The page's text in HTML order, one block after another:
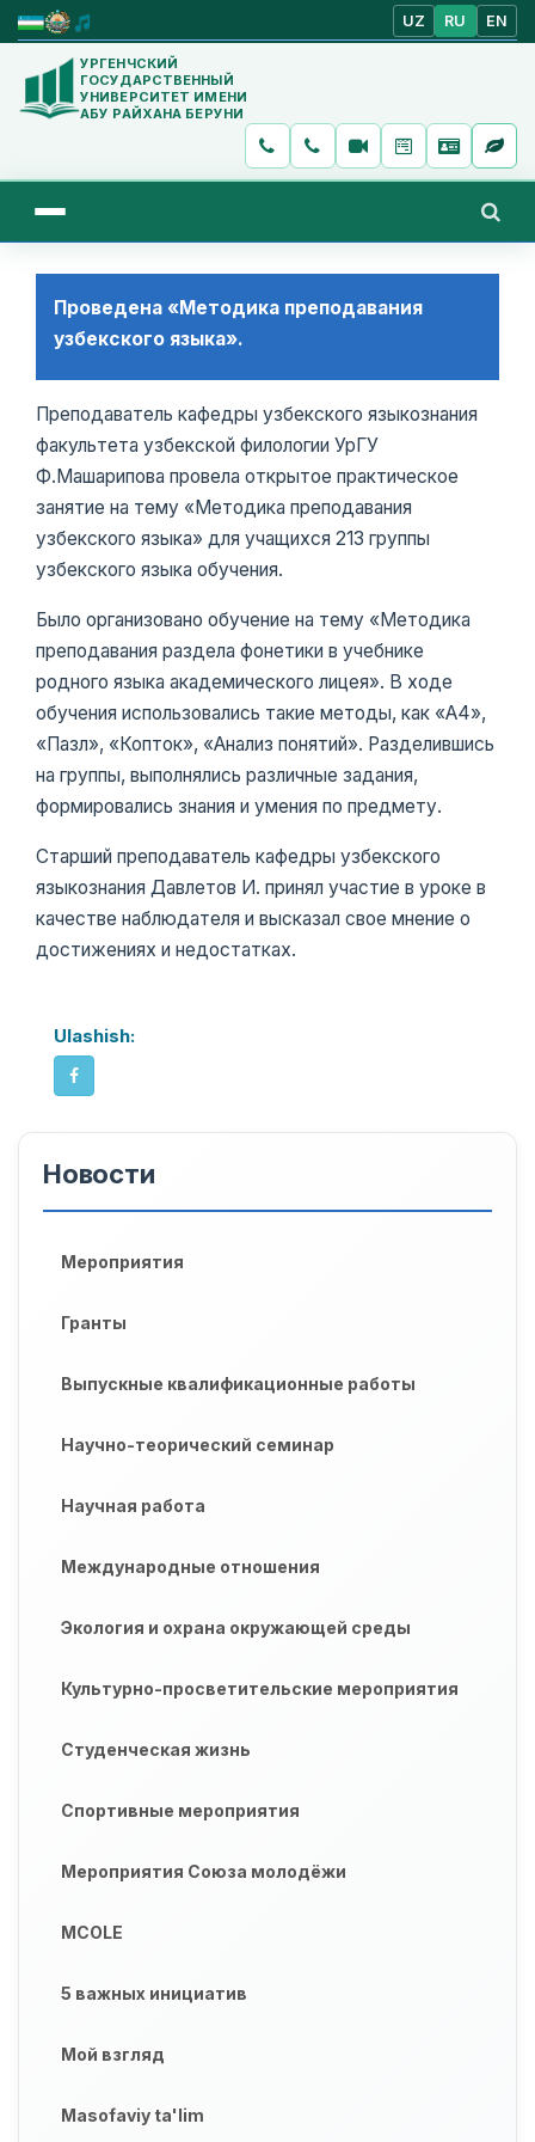
UZ RU EN
УРГЕНЧСКИЙ
ГОСУДАРСТВЕННЫЙ
УНИВЕРСИТЕТ ИМЕНИ
АБУ РАЙХАНА БЕРУНИ
Проведена «Методика преподавания
узбекского языка».
Преподаватель кафедры узбекского языкознания
факультета узбекской филологии УрГУ
Ф.Машарипова провела открытое практическое
занятие на тему «Методика преподавания
узбекского языка» для учащихся 213 группы
узбекского языка обучения.
Было организовано обучение на тему «Методика
преподавания раздела фонетики в учебнике
родного языка академического лицея». В ходе
обучения использовались такие методы, как «А4»,
«Пазл», «Копток», «Анализ понятий». Разделившись
на группы, выполнялись различные задания,
формировались знания и умения по предмету.
Старший преподаватель кафедры узбекского
языкознания Давлетов И. принял участие в уроке в
качестве наблюдателя и высказал свое мнение о
достижениях и недостатках.
Ulashish:
Новости
Мероприятия
Гранты
Выпускные квалификационные работы
Научно-теорический семинар
Научная работа
Международные отношения
Экология и охрана окружающей среды
Культурно-просветительские мероприятия
Студенческая жизнь
Спортивные мероприятия
Мероприятия Союза молодёжи
MCOLE
5 важных инициатив
Мой взгляд
Masofaviy ta'lim